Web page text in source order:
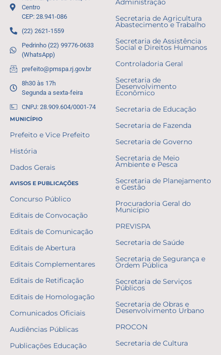
Centro
CEP: 28.941-086
(22) 2621-1559
Pedrinho (22) 99776-0633
(WhatsApp)
prefeito@pmspa.rj.gov.br
8h30 às 17h
Segunda a sexta-feira
CNPJ: 28.909.604/0001-74
MUNICÍPIO
Prefeito e Vice Prefeito
História
Dados Gerais
AVISOS E PUBLICAÇÕES
Concurso Público
Editais de Convocação
Editais de Comunicação
Editais de Abertura
Editais Complementares
Editais de Retificação
Editais de Homologação
Comunicados Oficiais
Audiências Públicas
Publicações Educação
Administração
Secretaria de Agricultura
Abastecimento e Trabalho
Secretaria de Assistência
Social e Direitos Humanos
Controladoria Geral
Secretaria de
Desenvolvimento
Econômico
Secretaria de Educação
Secretaria de Fazenda
Secretaria de Governo
Secretaria de Meio
Ambiente e Pesca
Secretaria de Planejamento
e Gestão
Procuradoria Geral do
Município
PREVISPA
Secretaria de Saúde
Secretaria de Segurança e
Ordem Pública
Secretaria de Serviços
Públicos
Secretaria de Obras e
Desenvolvimento Urbano
PROCON
Secretaria de Cultura